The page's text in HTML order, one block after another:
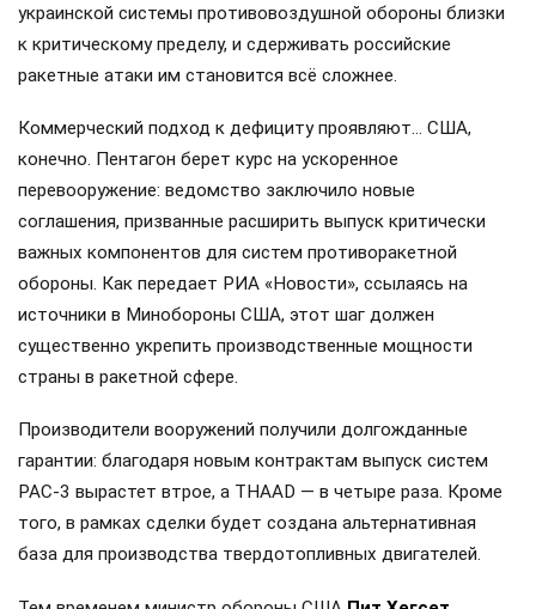
украинской системы противовоздушной обороны близки
к критическому пределу, и сдерживать российские
ракетные атаки им становится всё сложнее.
Коммерческий подход к дефициту проявляют… США,
конечно. Пентагон берет курс на ускоренное
перевооружение: ведомство заключило новые
соглашения, призванные расширить выпуск критически
важных компонентов для систем противоракетной
обороны. Как передает РИА «Новости», ссылаясь на
источники в Минобороны США, этот шаг должен
существенно укрепить производственные мощности
страны в ракетной сфере.
Производители вооружений получили долгожданные
гарантии: благодаря новым контрактам выпуск систем
PAC-3 вырастет втрое, а THAAD — в четыре раза. Кроме
того, в рамках сделки будет создана альтернативная
база для производства твердотопливных двигателей.